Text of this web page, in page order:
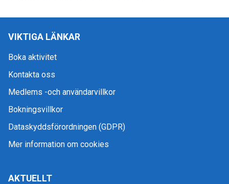
VIKTIGA LÄNKAR
Boka aktivitet
Kontakta oss
Medlems -och användarvillkor
Bokningsvillkor
Dataskyddsförordningen (GDPR)
Mer information om cookies
AKTUELLT